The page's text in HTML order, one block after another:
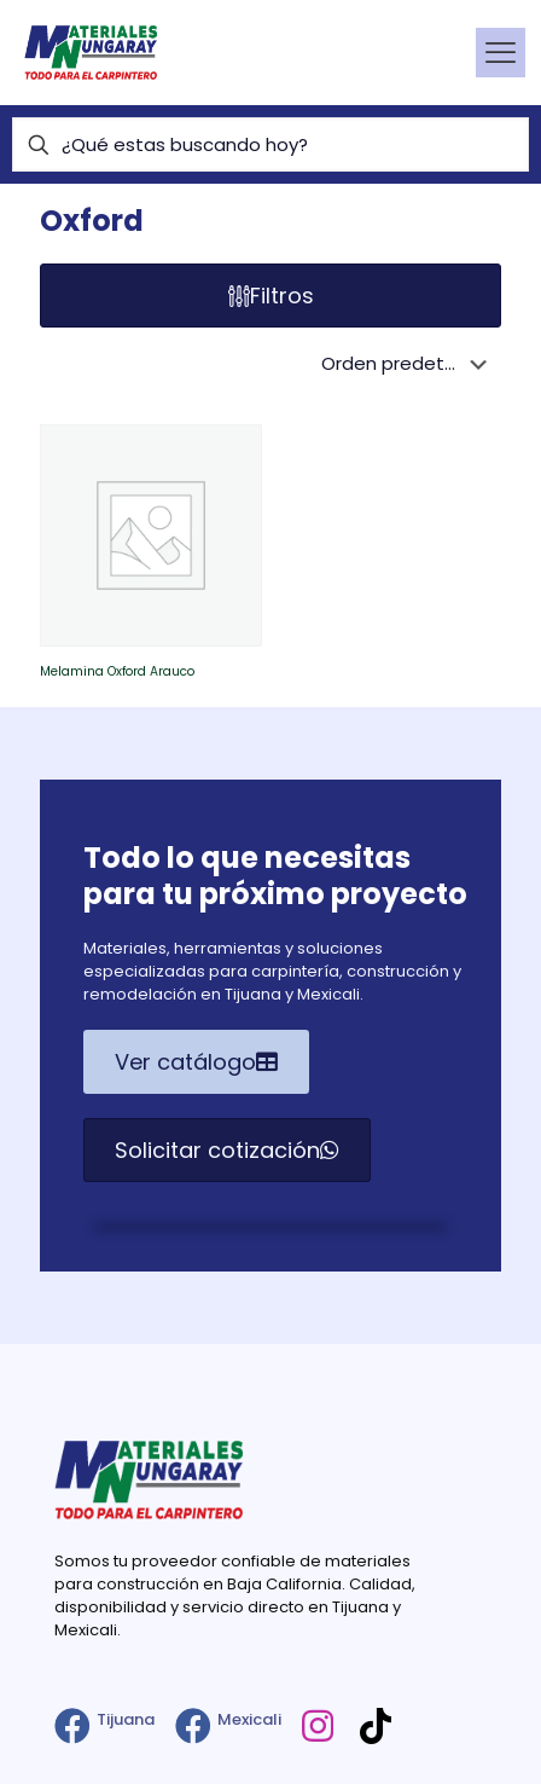
Oxford
Melamina Oxford Arauco
Filtros
Todo lo que necesitas
para tu próximo proyecto
Materiales, herramientas y soluciones
especializadas para carpintería, construcción y
remodelación en Tijuana y Mexicali.
Ver catálogo
Solicitar cotización
Somos tu proveedor confiable de materiales
para construcción en Baja California. Calidad,
disponibilidad y servicio directo en Tijuana y
Mexicali.
Tijuana Mexicali